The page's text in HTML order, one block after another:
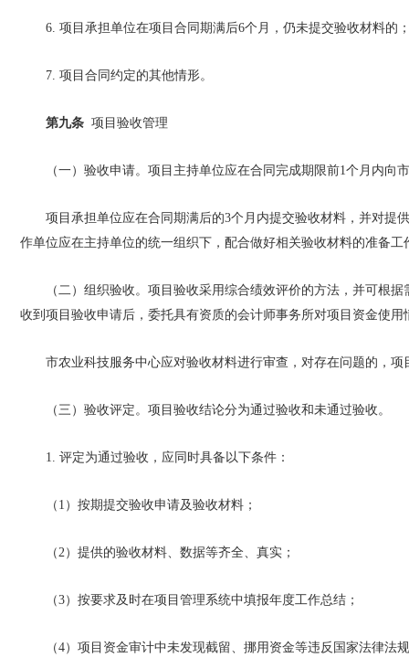
6. 项目承担单位在项目合同期满后6个月，仍未提交验收材料的
7. 项目合同约定的其他情形。
第九条 项目验收管理
（一）验收申请。项目主持单位应在合同完成期限前1个月内向
项目承担单位应在合同期满后的3个月内提交验收材料，并对提
作单位应在主持单位的统一组织下，配合做好相关验收材料的准备工
（二）组织验收。项目验收采用综合绩效评价的方法，并可根
收到项目验收申请后，委托具有资质的会计师事务所对项目资金使
市农业科技服务中心应对验收材料进行审查，对存在问题的，
（三）验收评定。项目验收结论分为通过验收和未通过验收。
1. 评定为通过验收，应同时具备以下条件：
（1）按期提交验收申请及验收材料；
（2）提供的验收材料、数据等齐全、真实；
（3）按要求及时在项目管理系统中填报年度工作总结；
（4）项目资金审计中未发现截留、挪用资金等违反国家法律法